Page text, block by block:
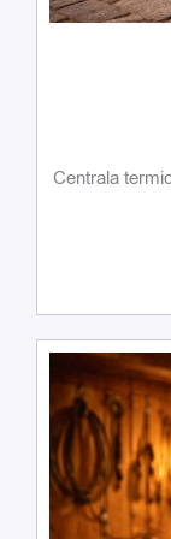
Centrala